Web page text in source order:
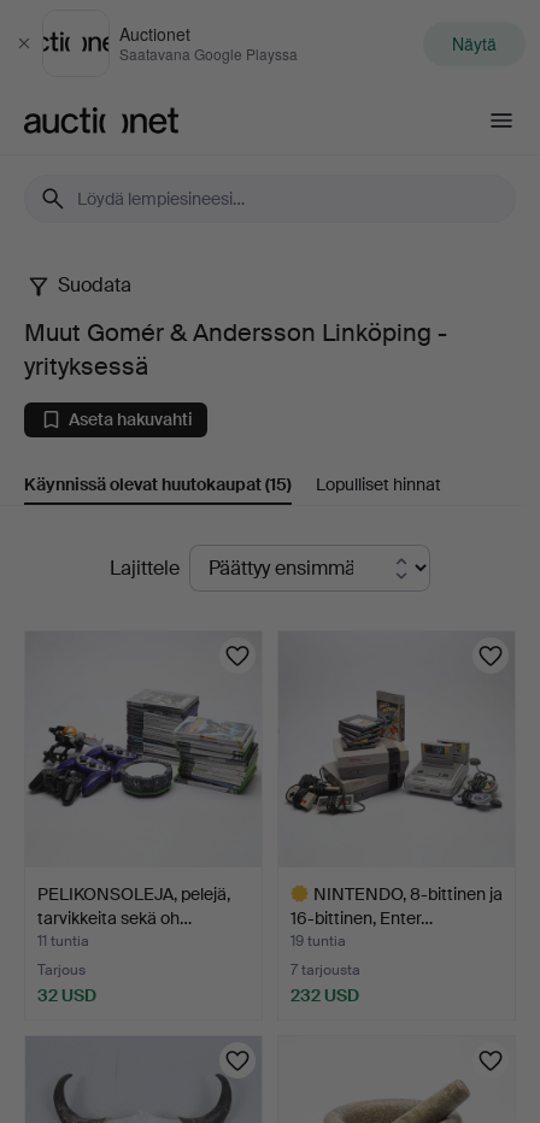
Sulje
Auctionet
Saatavana Google Playssa Näytä
Muut
Gomér
&
Andersson
Suodata
Muut Gomér & Andersson Linköping -
yrityksessä
Aseta hakuvahti
Käynnissä olevat huutokaupat(15) Lopulliset hinnat
KäynnissäLajittele
PELIKONSOLEJA, pelejä,
tarvikkeita sekä oh…
11 tuntia
Tarjous
32 USD
NINTENDO, 8-bittinen ja
16-bittinen, Enter…
19 tuntia
7 tarjousta
232 USD